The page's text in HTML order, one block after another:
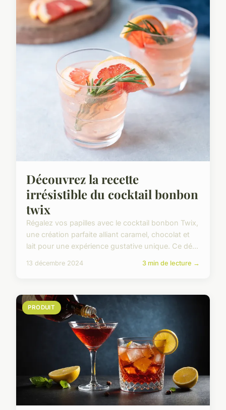
Découvrez la recette
irrésistible du cocktail bonbon
twix
Régalez vos papilles avec le cocktail bonbon Twix,
une création parfaite alliant caramel, chocolat et
lait pour une expérience gustative unique. Ce dé...
13 décembre 2024 3 min de lecture →
PRODUIT